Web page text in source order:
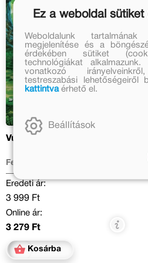
Vuk képeskönyv
Fekete István
Eredeti ár:
3 999 Ft
Online ár:
3 279 Ft
Kosárba
Ez a weboldal sütiket
Weboldalunk
megjelenítése és a
érdekében sütiket
technológiákat
vonatkozó
testreszabási lehetőségeiről
kattintvaérhető el.
Beállítások